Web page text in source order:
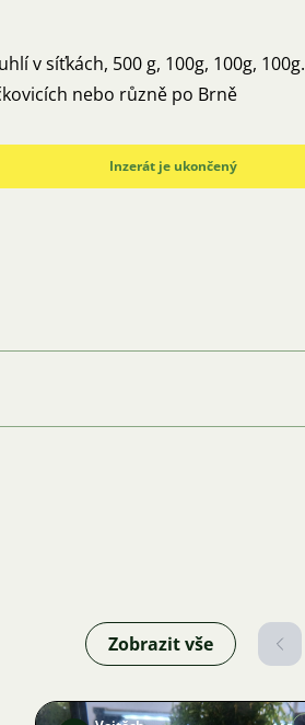
v síťkách, 500 g, 100g, 100g,
nebo různě po Brně
Inzerát je ukončený
Zobrazit vše